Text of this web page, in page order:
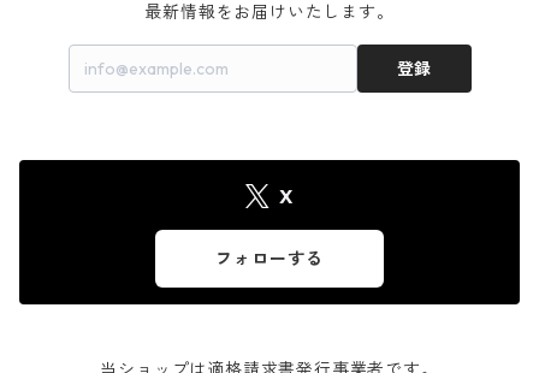
最新情報をお届けいたします。
登録
X
フォローする